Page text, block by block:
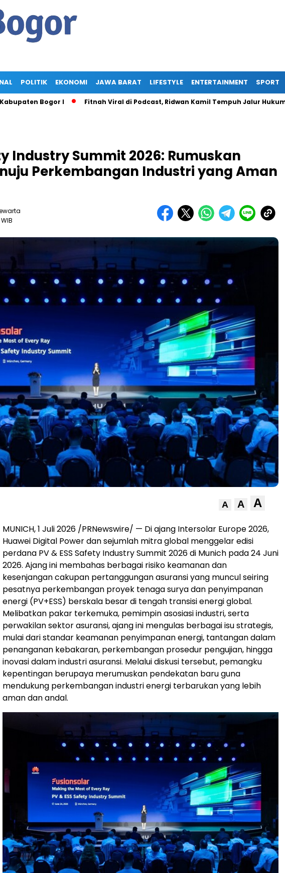
POLITIK EKONOMI JAWA BARAT LIFESTYLE ENTERTAINMENT SPORT
Bogor I Fitnah Viral di Podcast, Ridwan Kamil Tempuh Jalur Hukum Tuntut
Industry Summit 2026: Rumuskan
Perkembangan Industri yang Aman
A A A
MUNICH, 1 Juli 2026 /PRNewswire/ — Di ajang Intersolar Europe 2026,
Huawei Digital Power dan sejumlah mitra global menggelar edisi
perdana PV & ESS Safety Industry Summit 2026 di Munich pada 24 Juni
2026. Ajang ini membahas berbagai risiko keamanan dan
kesenjangan cakupan pertanggungan asuransi yang muncul seiring
pesatnya perkembangan proyek tenaga surya dan penyimpanan
energi (PV+ESS) berskala besar di tengah transisi energi global.
Melibatkan pakar terkemuka, pemimpin asosiasi industri, serta
perwakilan sektor asuransi, ajang ini mengulas berbagai isu strategis,
mulai dari standar keamanan penyimpanan energi, tantangan dalam
penanganan kebakaran, perkembangan prosedur pengujian, hingga
inovasi dalam industri asuransi. Melalui diskusi tersebut, pemangku
kepentingan berupaya merumuskan pendekatan baru guna
mendukung perkembangan industri energi terbarukan yang lebih
aman dan andal.